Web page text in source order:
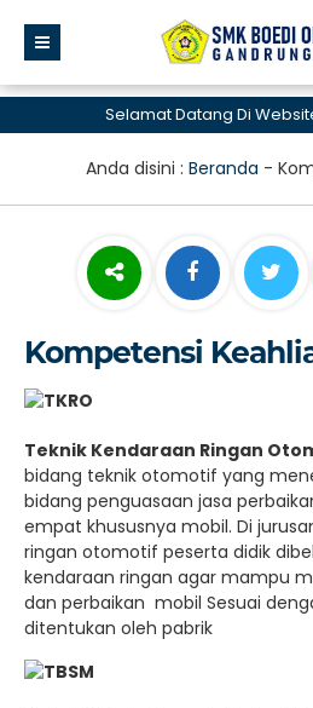
Selamat Datang Di
Anda disini : Beranda -
Kompetensi
Teknik Kendaraan Ringan
bidang teknik otomotif yang
bidang penguasaan jasa
empat khususnya mobil. Di
ringan otomotif peserta didik
kendaraan ringan agar mampu
dan perbaikan mobil Sesuai
ditentukan oleh pabrik